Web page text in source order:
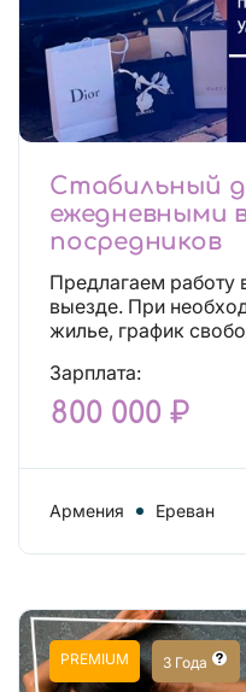
Стабильный
ежедневными
посредников
Предлагаем работу
выезде. При необходимости предоставляем
жилье, график
Зарплата:
800 000 ₽
Армения Ереван
PREMIUM 3 Года